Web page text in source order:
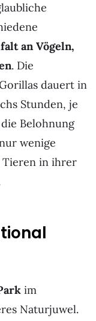
an Vögeln,
. Die
dauert in
Stunden, je
Belohnung
wenige
Tieren in ihrer
im
Naturjuwel.